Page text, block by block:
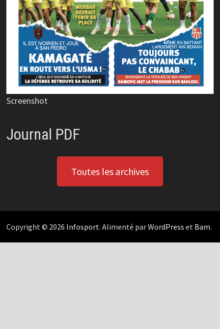
Screenshot
Journal PDF
Toutes les archives
Copyright © 2026 Infosport. Alimenté parWordPress et Bam.